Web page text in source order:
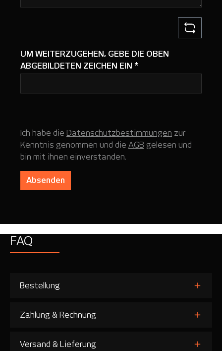
UM WEITERZUGEHEN, GEBE DIE OBEN
ABGEBILDETEN ZEICHEN EIN *
Ich habe die Datenschutzbestimmungen zur
Kenntnis genommen und die AGB gelesen und
bin mit ihnen einverstanden.
Absenden
FAQ
Bestellung
Zahlung & Rechnung
Versand & Lieferung